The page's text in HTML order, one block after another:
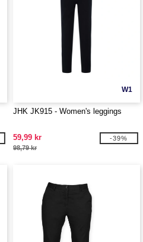
W1
JHK JK915 - Women's leggings
59,99 kr
98,79 kr
-39%